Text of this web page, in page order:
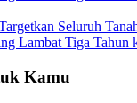
Seluruh
Lambat Tiga Tahun
Kamu